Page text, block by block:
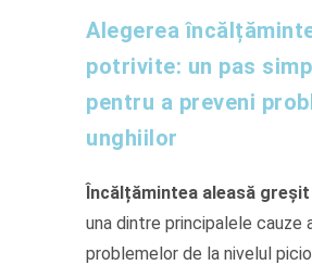
Alegerea
potrivite: un pas
pentru a preveni
unghiilor
Încălțămintea aleasă greșit
una dintre principalele cauze
problemelor de la nivelul